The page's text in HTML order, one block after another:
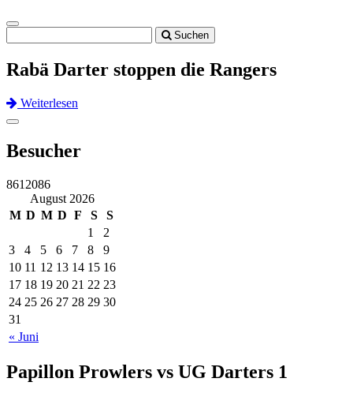
Toggle
navigation
Suchen
Rabä Darter stoppen die Rangers
Weiterlesen
Previous
Next
Toggle
Besucher
8612086
August 2026
M D M D F S S
« Juni
1
2
3
4 5 6 7 8
9
10 11 12 13 14 15 16
17 18 19 20 21 22 23
24 25 26 27 28 29 30
31
Papillon Prowlers vs UG Darters 1